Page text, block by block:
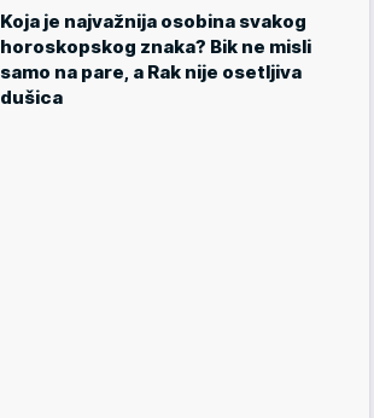
Koja je najvažnija osobina svakog
horoskopskog znaka? Bik ne misli
samo na pare, a Rak nije osetljiva
dušica